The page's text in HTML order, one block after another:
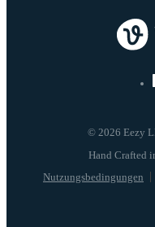
© 2026 Eezy
Nutzungsbedingungen